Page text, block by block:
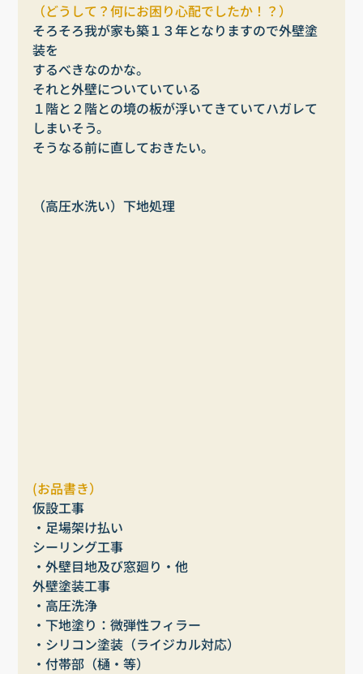
（どうして？何にお困り心配でしたか！？）
そろそろ我が家も築１３年となりますので外壁塗
装を
するべきなのかな。
それと外壁についていている
１階と２階との境の板が浮いてきていてハガレて
しまいそう。
そうなる前に直しておきたい。
（高圧水洗い）下地処理
(お品書き）
仮設工事
・足場架け払い
シーリング工事
・外壁目地及び窓廻り・他
外壁塗装工事
・高圧洗浄
・下地塗り：微弾性フィラー
・シリコン塗装（ライジカル対応）
・付帯部（樋・等）